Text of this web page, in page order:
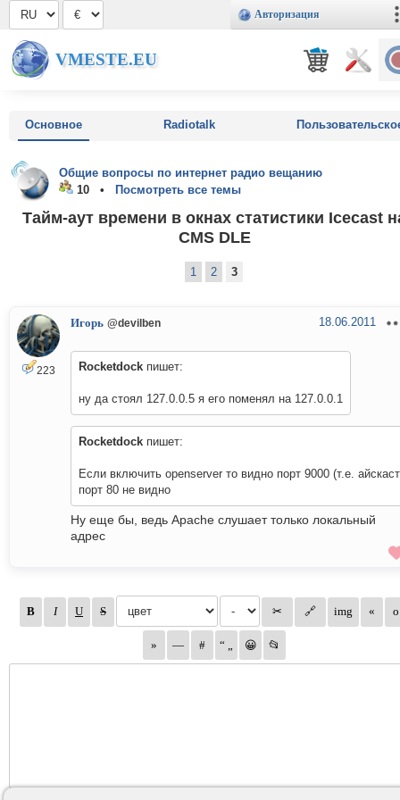
Авторизация
VMESTE.EU
Основное Radiotalk
Общие вопросы по интернет радио вещанию
10 •
Посмотреть все темы
Тайм-аут времени в окнах статистики Icecast
CMS DLE
1 2 3
223
Игорь @devilben 18.06.2011
Rocketdock пишет:
ну да стоял 127.0.0.5 я его поменял на 127.0.0.1
Rocketdock пишет:
Если включить openserver то видно порт 9000 (т.е.
порт 80 не видно
Ну еще бы, ведь Apache слушает только локальный
адрес